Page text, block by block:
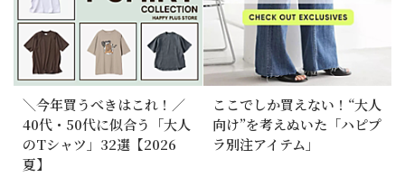
＼今年買うべきはこれ！／
40代・50代に似合う「大人
のTシャツ」32選【2026
夏】
ここでしか買えない！“大人
向け”を考えぬいた「ハピプ
ラ別注アイテム」